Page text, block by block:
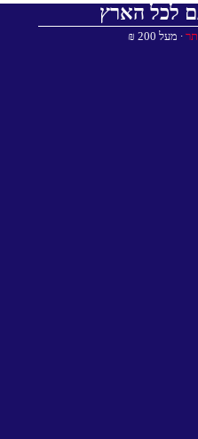
לכל הארץ
∙ מעל 200 ₪